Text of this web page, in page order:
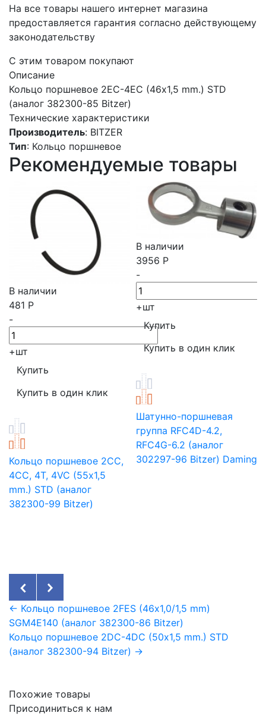
На все товары нашего интернет магазина
предоставляется гарантия согласно действующему
законодательству
C этим товаром покупают
Описание
Кольцо поршневое 2EC-4EС (46х1,5 mm.) STD
(аналог 382300-85 Bitzer)
Технические характеристики
Производитель: BITZER
Тип: Кольцо поршневое
Рекомендуемые товары
В наличии
481 Р
-
+шт
Кольцо поршневое 2CC,
4CC, 4T, 4VC (55х1,5
mm.) STD (аналог
382300-99 Bitzer)
В наличии
3956 Р
-
+шт
Шатунно-поршневая
группа RFC4D-4.2,
RFC4G-6.2 (аналог
302297-96 Bitzer) Daming
← Кольцо поршневое 2FES (46х1,0/1,5 mm)
SGM4E140 (аналог 382300-86 Bitzer)
Кольцо поршневое 2DC-4DC (50х1,5 mm.) STD
(аналог 382300-94 Bitzer) →
Похожие товары
Присодиниться к нам